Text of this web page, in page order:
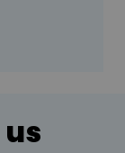
us